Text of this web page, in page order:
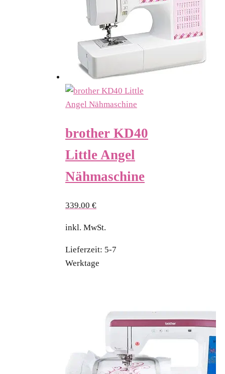
brother KD40
Little Angel
Nähmaschine
339.00 €
inkl. MwSt.
Lieferzeit: 5-7
Werktage